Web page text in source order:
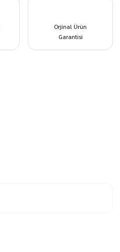
Orjinal Ürün
Garantisi